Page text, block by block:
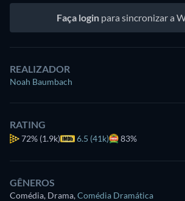
Faça loginpara sincronizar a
REALIZADOR
Noah Baumbach
RATING
72% (1.9k) 6.5 (41k) 83%
GÊNEROS
Comédia, Drama,Comédia Dramática